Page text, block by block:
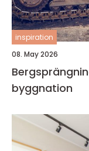
inspiration
08. May 2026
byggnation